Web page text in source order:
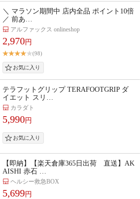
＼ マラソン期間中 店内全品 ポイント10倍
／ 前あ…
アルファックス onlineshop
2,970円
(98)
テラフットグリップ TERAFOOTGRIP ダ
イエット スリ…
カラダト
5,990円
【即納】【楽天倉庫365日出荷 直送】AK
AISHI 赤石 …
ヘルシー救急BOX
5,699円